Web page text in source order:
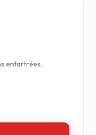
entartrées.